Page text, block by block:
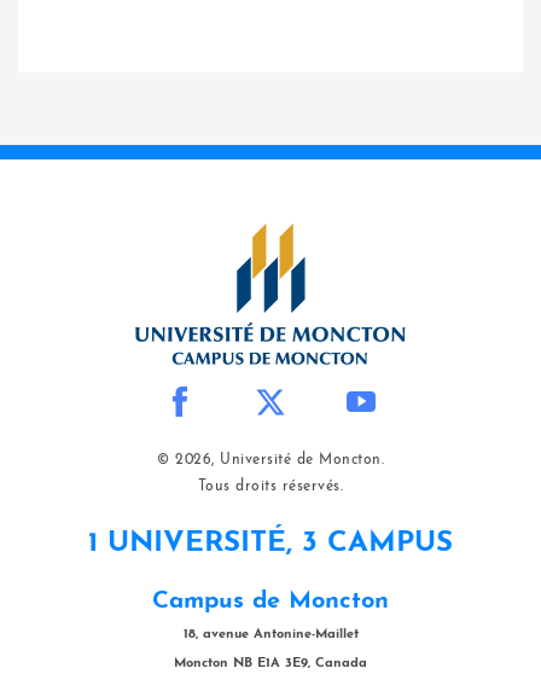
© 2026, Université de Moncton.
Tous droits réservés.
1 UNIVERSITÉ, 3 CAMPUS
Campus de Moncton
18, avenue Antonine-Maillet
Moncton NB E1A 3E9, Canada